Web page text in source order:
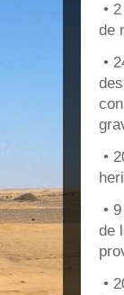
•
de
•
•
•
de
•